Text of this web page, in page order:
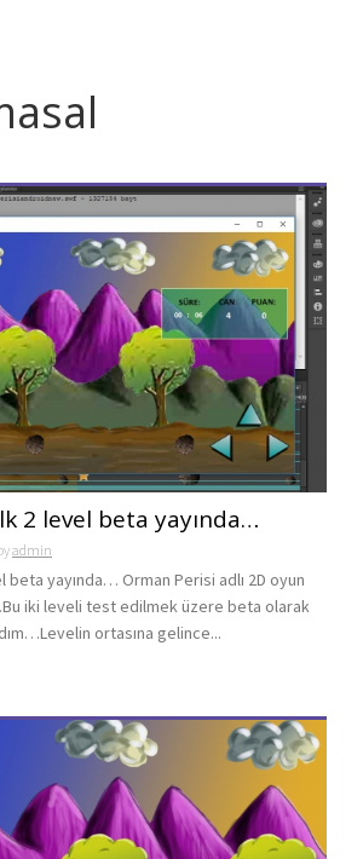
2 level beta yayında…
admin
beta yayında… Orman Perisi adlı 2D oyun
iki leveli test edilmek üzere beta olarak
ortasına gelince...